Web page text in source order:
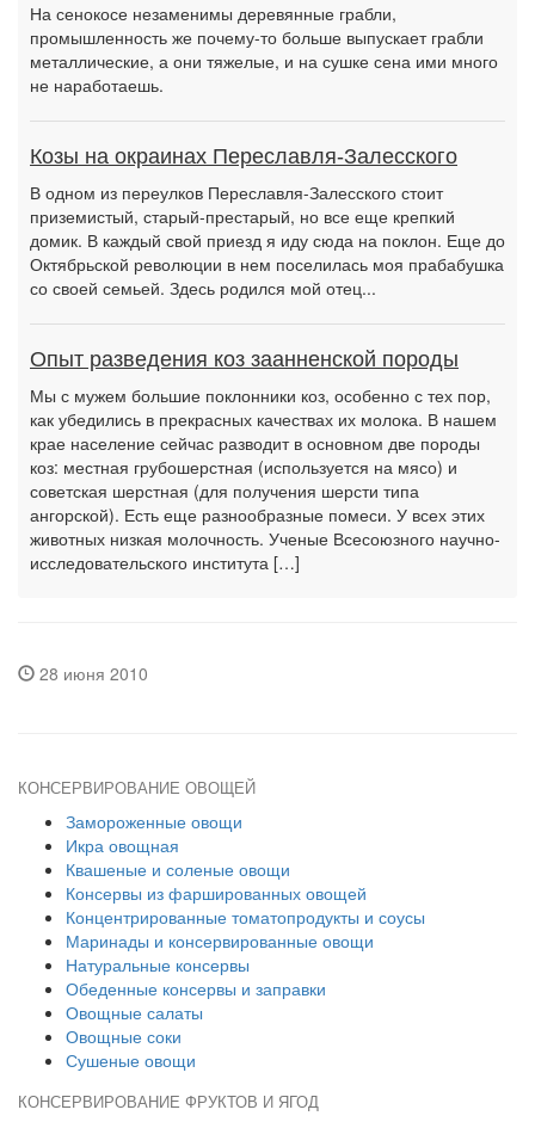
На сенокосе незаменимы деревянные грабли,
промышленность же почему-то больше выпускает грабли
металлические, а они тяжелые, и на сушке сена ими много
не наработаешь.
Козы на окраинах Переславля-Залесского
В одном из переулков Переславля-Залесского стоит
приземистый, старый-престарый, но все еще крепкий
домик. В каждый свой приезд я иду сюда на поклон. Еще до
Октябрьской революции в нем поселилась моя прабабушка
со своей семьей. Здесь родился мой отец...
Опыт разведения коз заанненской породы
Мы с мужем большие поклонники коз, особенно с тех пор,
как убедились в прекрасных качествах их молока. В нашем
крае население сейчас разводит в основном две породы
коз: местная грубошерстная (используется на мясо) и
советская шерстная (для получения шерсти типа
ангорской). Есть еще разнообразные помеси. У всех этих
животных низкая молочность. Ученые Всесоюзного научно-
исследовательского института […]
28 июня 2010
КОНСЕРВИРОВАНИЕ ОВОЩЕЙ
Замороженные овощи
Икра овощная
Квашеные и соленые овощи
Консервы из фаршированных овощей
Концентрированные томатопродукты и соусы
Маринады и консервированные овощи
Натуральные консервы
Обеденные консервы и заправки
Овощные салаты
Овощные соки
Сушеные овощи
КОНСЕРВИРОВАНИЕ ФРУКТОВ И ЯГОД